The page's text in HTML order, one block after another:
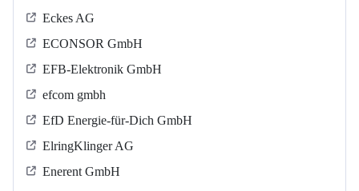
Eckes AG
ECONSOR GmbH
EFB-Elektronik GmbH
efcom gmbh
EfD Energie-für-Dich GmbH
ElringKlinger AG
Enerent GmbH